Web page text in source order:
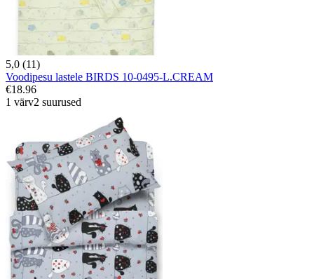
5,0 (11)
Voodipesu lastele BIRDS 10-0495-L.CREAM
€18.96
1 värv2 suurused